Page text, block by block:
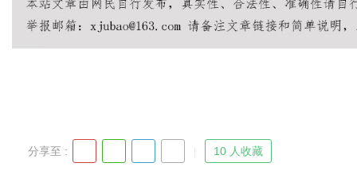
分享至 : 10 人收藏